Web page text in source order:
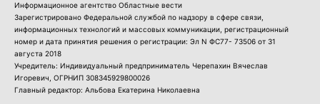
Информационное агентство Областные вести
Зарегистрировано Федеральной службой по надзору в сфере связи,
информационных технологий и массовых коммуникации, регистрационный
номер и дата принятия решения о регистрации: Эл N ФС77- 73506 от 31
августа 2018
Учредитель: Индивидуальный предприниматель Черепахин Вячеслав
Игоревич, ОГРНИП 308345929800026
Главный редактор: Альбова Екатерина Николаевна